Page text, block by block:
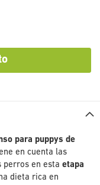
para puppys de
en cuenta las
perros en esta etapa
dieta rica en